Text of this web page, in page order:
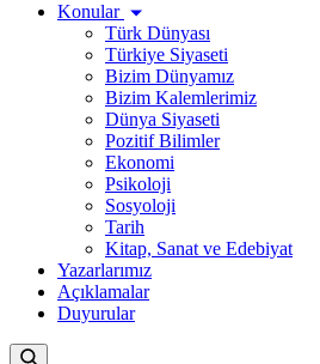
Konular
Türk Dünyası
Türkiye Siyaseti
Bizim Dünyamız
Bizim Kalemlerimiz
Dünya Siyaseti
Pozitif Bilimler
Ekonomi
Psikoloji
Sosyoloji
Tarih
Kitap, Sanat ve Edebiyat
Yazarlarımız
Açıklamalar
Duyurular